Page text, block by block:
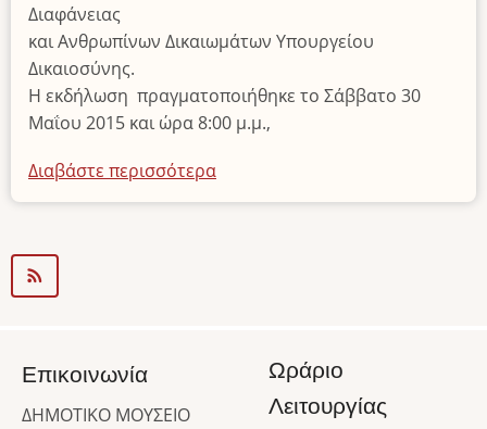
Διαφάνειας
και Ανθρωπίνων Δικαιωμάτων Υπουργείου
Δικαιοσύνης.
Η εκδήλωση πραγματοποιήθηκε το Σάββατο 30
Μαΐου 2015 και ώρα 8:00 μ.μ.,
Διαβάστε περισσότερα
το
μνήμης:
Επικοινωνία
ΔΗΜΟΤΙΚΟ ΜΟΥΣΕΙΟ
Ωράριο
Λειτουργίας